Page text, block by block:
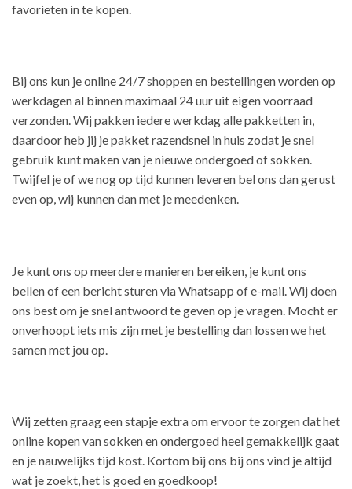
favorieten in te kopen.
Bij ons kun je online 24/7 shoppen en bestellingen worden op
werkdagen al binnen maximaal 24 uur uit eigen voorraad
verzonden. Wij pakken iedere werkdag alle pakketten in,
daardoor heb jij je pakket razendsnel in huis zodat je snel
gebruik kunt maken van je nieuwe ondergoed of sokken.
Twijfel je of we nog op tijd kunnen leveren bel ons dan gerust
even op, wij kunnen dan met je meedenken.
Je kunt ons op meerdere manieren bereiken, je kunt ons
bellen of een bericht sturen via Whatsapp of e-mail. Wij doen
ons best om je snel antwoord te geven op je vragen. Mocht er
onverhoopt iets mis zijn met je bestelling dan lossen we het
samen met jou op.
Wij zetten graag een stapje extra om ervoor te zorgen dat het
online kopen van sokken en ondergoed heel gemakkelijk gaat
en je nauwelijks tijd kost. Kortom bij ons bij ons vind je altijd
wat je zoekt, het is goed en goedkoop!